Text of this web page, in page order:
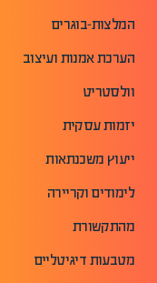
המלצות-בוגרים
הערכת אמנות ועיצוב
וולסטריט
יזמות עסקית
ייעוץ משכנתאות
לימודים וקריירה
מהתקשורת
מטבעות דיגיטליים